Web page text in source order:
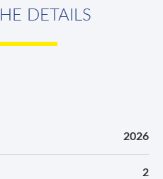
DETAILS
2026
2